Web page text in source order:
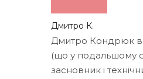
Дмитро К.
Дмитро Кондрюк в
(що у подальшому
засновник і